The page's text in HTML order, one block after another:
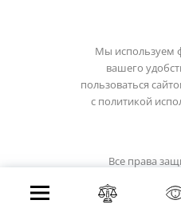
Мы используем
вашего
пользоваться
с политикой
Все права